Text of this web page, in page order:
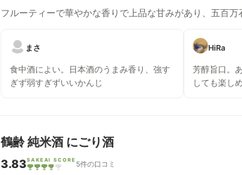
フルーティーで華やかな香りで上品な甘みがあり、五百
まさ
食中酒によい。日本酒のうまみ香り、強す
ぎず弱すぎずいいかんじ
HiRa
芳醇旨口。
しても楽し
鶴齢 純米酒 にごり酒
3.83SAKEAI SCORE 5件の口コミ